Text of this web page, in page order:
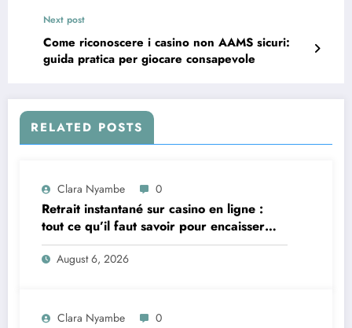
Next post
Come riconoscere i casino non AAMS sicuri:
guida pratica per giocare consapevole
RELATED POSTS
Clara Nyambe 0
Retrait instantané sur casino en ligne :
tout ce qu’il faut savoir pour encaisser
vite et sereinement
August 6, 2026
Clara Nyambe 0